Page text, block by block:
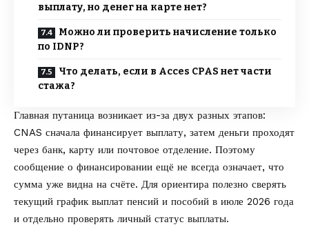
выплату, но денег на карте нет?
Можно ли проверить начисление только
по IDNP?
Что делать, если в Acces CPAS нет части
стажа?
Главная путаница возникает из-за двух разных этапов:
CNAS сначала финансирует выплату, затем деньги проходят
через банк, карту или почтовое отделение. Поэтому
сообщение о финансировании ещё не всегда означает, что
сумма уже видна на счёте. Для ориентира полезно сверять
текущий график выплат пенсий и пособий в июле 2026 года
и отдельно проверять личный статус выплаты.